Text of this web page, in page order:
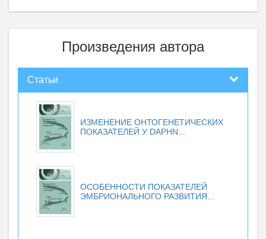
Произведения автора
Статьи
ИЗМЕНЕНИЕ ОНТОГЕНЕТИЧЕСКИХ
ПОКАЗАТЕЛЕЙ У DAPHN...
ОСОБЕННОСТИ ПОКАЗАТЕЛЕЙ
ЭМБРИОНАЛЬНОГО РАЗВИТИЯ...